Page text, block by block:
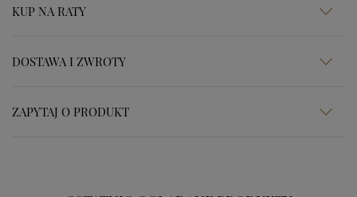
KUP NA RATY
DOSTAWA I ZWROTY
ZAPYTAJ O PRODUKT